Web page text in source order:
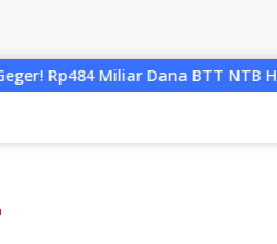
NTB Hilang dari LHP BPK, PDIP